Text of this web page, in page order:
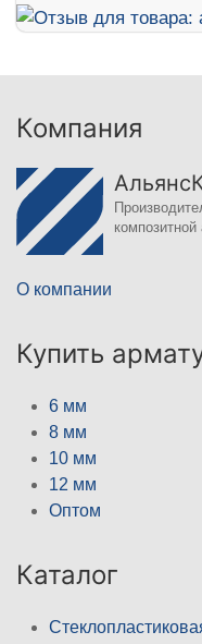
Компания
О компании
Купить
6 мм
8 мм
10 мм
12 мм
Оптом
Каталог